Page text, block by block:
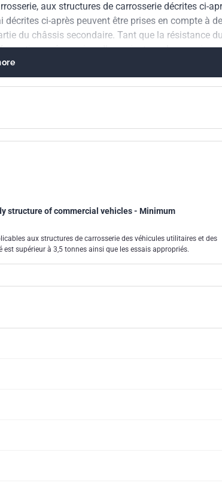
aux structures de carrosserie décrites ci-
ci-après peuvent être prises en compte à
du châssis secondaire. Tant que la résistance
nécessaires. Il convient que les essais
conformément à la NF EN 283. Il convient que le
document ne s'applique pas aux
structure of commercial vehicles - Minimum
aux structures de carrosserie des véhicules utilitaires et des
supérieur à 3,5 tonnes ainsi que les essais appropriés.